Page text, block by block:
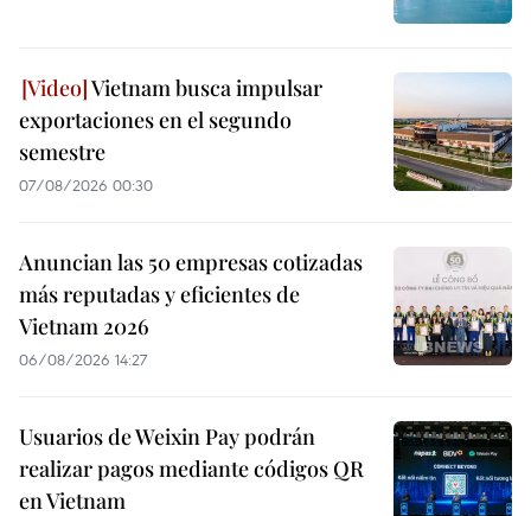
Vietnam busca impulsar
exportaciones en el segundo
semestre
07/08/2026 00:30
Anuncian las 50 empresas cotizadas
más reputadas y eficientes de
Vietnam 2026
06/08/2026 14:27
Usuarios de Weixin Pay podrán
realizar pagos mediante códigos QR
en Vietnam